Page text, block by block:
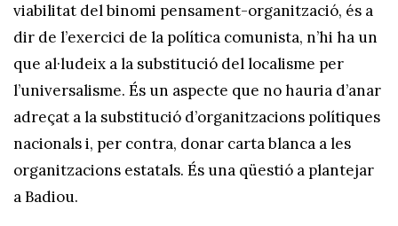
viabilitat del binomi pensament-organització, és a
dir de l’exercici de la política comunista, n’hi ha un
que al·ludeix a la substitució del localisme per
l’universalisme. És un aspecte que no hauria d’anar
adreçat a la substitució d’organitzacions polítiques
nacionals i, per contra, donar carta blanca a les
organitzacions estatals. És una qüestió a plantejar
a Badiou.